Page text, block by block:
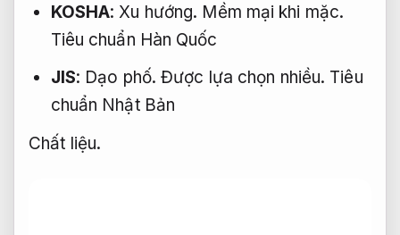
KOSHA:Xu hướng. Mềm mại khi mặc.
Tiêu chuẩn Hàn Quốc
JIS: Dạo phố. Được lựa chọn nhiều. Tiêu
chuẩn Nhật Bản
Chất liệu.